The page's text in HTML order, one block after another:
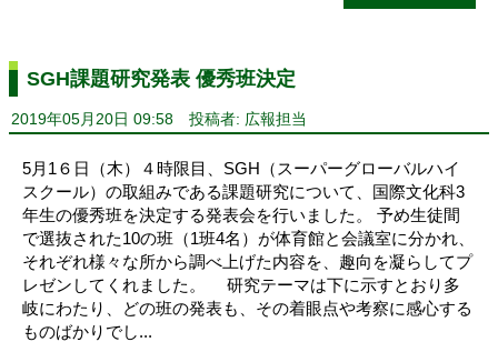
SGH課題研究発表 優秀班決定
2019年05月20日 09:58 投稿者: 広報担当
5月1６日（木）４時限目、SGH（スーパーグローバルハイ
スクール）の取組みである課題研究について、国際文化科3
年生の優秀班を決定する発表会を行いました。 予め生徒間
で選抜された10の班（1班4名）が体育館と会議室に分かれ、
それぞれ様々な所から調べ上げた内容を、趣向を凝らしてプ
レゼンしてくれました。 研究テーマは下に示すとおり多
岐にわたり、どの班の発表も、その着眼点や考察に感心する
ものばかりでし...